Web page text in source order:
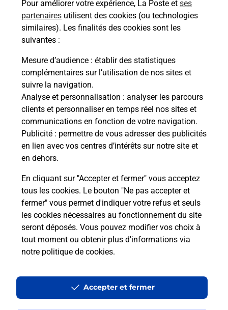
Pour améliorer votre expérience, La Poste et ses
partenaires utilisent des cookies (ou technologies
similaires). Les finalités des cookies sont les
suivantes :
Mesure d’audience : établir des statistiques
complémentaires sur l’utilisation de nos sites et
suivre la navigation.
Analyse et personnalisation : analyser les parcours
clients et personnaliser en temps réel nos sites et
communications en fonction de votre navigation.
Publicité : permettre de vous adresser des publicités
en lien avec vos centres d’intérêts sur notre site et
en dehors.
En cliquant sur "Accepter et fermer" vous acceptez
tous les cookies. Le bouton "Ne pas accepter et
fermer" vous permet d'indiquer votre refus et seuls
les cookies nécessaires au fonctionnement du site
seront déposés. Vous pouvez modifier vos choix à
tout moment ou obtenir plus d'informations via
notre politique de cookies.
Accepter et fermer
STRASBOURG
STRASBOURG CONSEIL UE KERITY BURALISTE
Accessibilité : partiellement conforme